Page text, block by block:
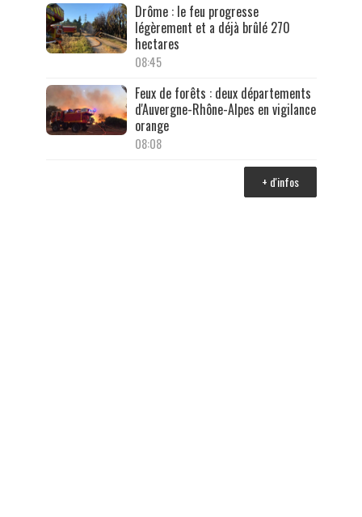
Drôme : le feu progresse
légèrement et a déjà brûlé 270
hectares
08:45
Feux de forêts : deux départements
d'Auvergne-Rhône-Alpes en vigilance
orange
08:08
+ d'infos